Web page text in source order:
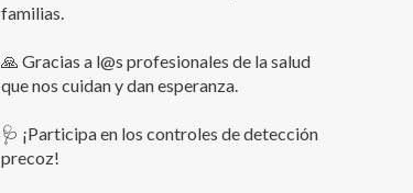
familias.
🙏 Gracias a l@s profesionales de la salud
que nos cuidan y dan esperanza.
🩺 ¡Participa en los controles de detección
precoz!